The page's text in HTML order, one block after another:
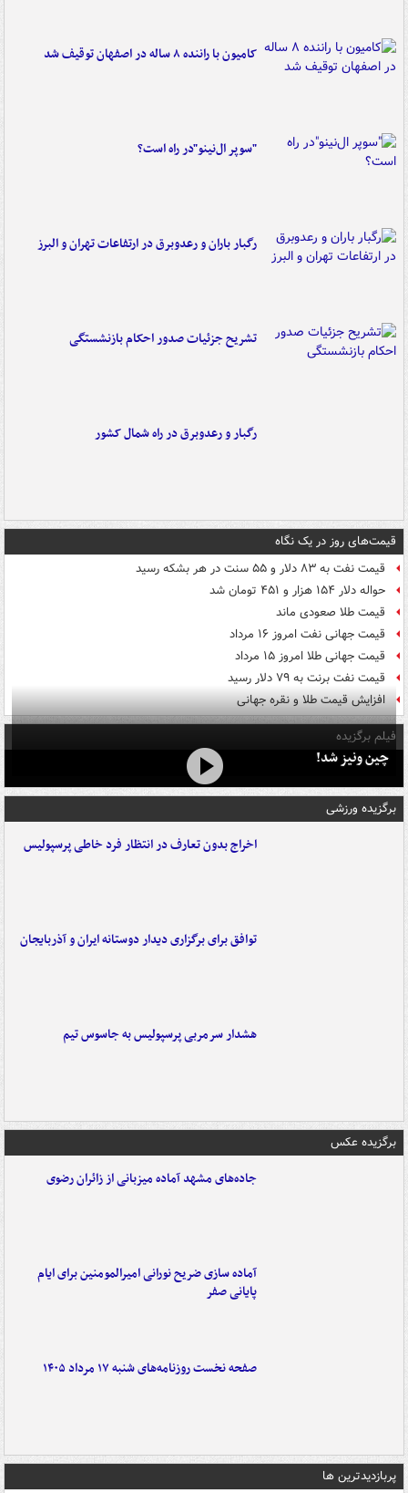
کامیون با راننده ۸ ساله در اصفهان توقیف شد
"سوپر ال‌نینو"در راه است؟
رگبار باران و رعدوبرق در ارتفاعات تهران و البرز
تشریح جزئیات صدور احکام بازنشستگی
رگبار و رعدوبرق در راه شمال کشور
قیمت‌های روز در یک نگاه
قیمت نفت به ۸۳ دلار و ۵۵ سنت در هر بشکه رسید
حواله دلار ۱۵۴ هزار و ۴۵۱ تومان شد
قیمت طلا صعودی ماند
قیمت جهانی نفت امروز ۱۶ مرداد
قیمت جهانی طلا امروز ۱۵ مرداد
قیمت نفت برنت به ۷۹ دلار رسید
افزایش قیمت طلا و نقره جهانی
فیلم برگزیده
چین ونیز شد!
برگزیده ورزشی
اخراج بدون تعارف در انتظار فرد خاطی پرسپولیس
توافق برای برگزاری دیدار دوستانه ایران و آذربایجان
هشدار سرمربی پرسپولیس به جاسوس تیم
برگزیده عکس
جاده‌های مشهد آماده میزبانی از زائران رضوی
آماده سازی ضریح نورانی امیرالمومنین برای ایام
پایانی صفر
صفحه نخست روزنامه‌های شنبه ۱۷ مرداد ۱۴۰۵
پربازدیدترین ها